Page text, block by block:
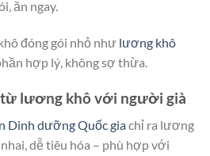
ăn ngay.
đóng gói nhỏ như lương khô
hợp lý, không sợ thừa.
lương khô với người già
Dinh dưỡng Quốc giachỉ ra lương
dễ tiêu hóa – phù hợp với